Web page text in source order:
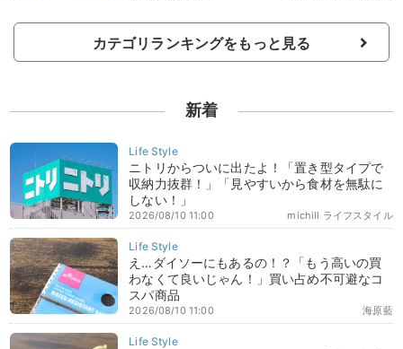
カテゴリランキングをもっと見る
新着
ニトリからついに出たよ！「置き型タイプで
収納力抜群！」「見やすいから食材を無駄に
しない！」
michill ライフスタイル
2026/08/10 11:00
え…ダイソーにもあるの！？「もう高いの買
わなくて良いじゃん！」買い占め不可避なコ
スパ商品
海原藍
2026/08/10 11:00